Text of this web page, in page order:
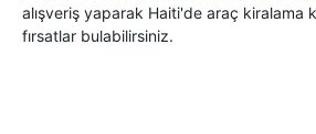
alışveriş yaparak Haiti'de araç kiralama
fırsatlar bulabilirsiniz.